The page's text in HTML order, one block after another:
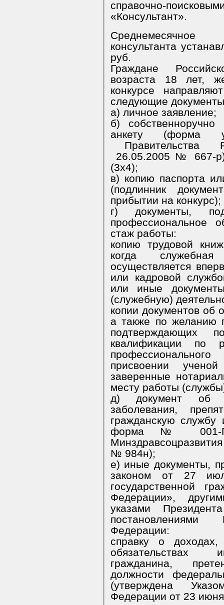
справочно-
«Консультант».
консультанта устанавливается в размере от 17 тыс.
руб.
Граждане
возраста 18 лет, желающие принять участие в
конкурсе
следующие
а) личное заявление;
б) собственноручно заполненную и подписанную
анкету (форма
Правительства
26.05.2005 № 667-р), с приложением фотографии
(3х4);
в) копию паспорта или заменяющего его документа
(подлинник документа
прибытии на конкурс);
г) документы, подтверждающие необходимое
профессиональное
стаж работы:
копию трудовой книжки (за исключением случаев,
когда служебная
осуществляется
или кадровой службой по месту работы (службы),
или иные
(служебную)
копии документов об образовании и о квалификации,
а также по желанию
подтверждающих
квалификации по
присвоении ученой степени, ученого
заверенные
месту работы
д) документ об отсутствии у гражданина
заболевания,
гражданскую
форма № 001-ГС/у
№ 984н);
е) иные документы, предусмотренные Федеральным
законом от 27
государственной
Федерации», другими
указами
постановлениями Правительства Российской
Федерации:
справку о доходах, расходах, об имуществе и
обязательствах
гражданина, претендующего на замещение
должности
(утверждена Указом Президента Российской
Федерации от 23